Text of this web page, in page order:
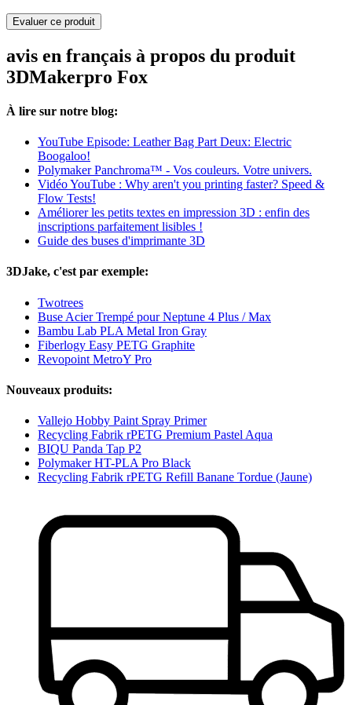
Evaluer ce produit
avis en français à propos du produit
3DMakerpro Fox
À lire sur notre blog:
YouTube Episode: Leather Bag Part Deux: Electric
Boogaloo!
Polymaker Panchroma™ - Vos couleurs. Votre univers.
Vidéo YouTube : Why aren't you printing faster? Speed &
Flow Tests!
Améliorer les petits textes en impression 3D : enfin des
inscriptions parfaitement lisibles !
Guide des buses d'imprimante 3D
3DJake, c'est par exemple:
Twotrees
Buse Acier Trempé pour Neptune 4 Plus / Max
Bambu Lab PLA Metal Iron Gray
Fiberlogy Easy PETG Graphite
Revopoint MetroY Pro
Nouveaux produits:
Vallejo Hobby Paint Spray Primer
Recycling Fabrik rPETG Premium Pastel Aqua
BIQU Panda Tap P2
Polymaker HT-PLA Pro Black
Recycling Fabrik rPETG Refill Banane Tordue (Jaune)